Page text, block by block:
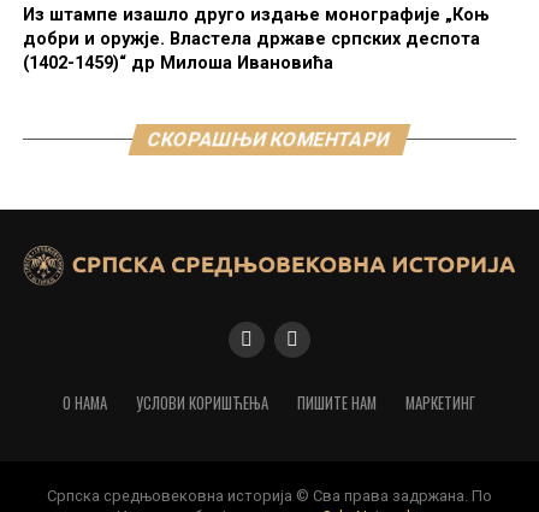
Из штампе изашло друго издање монографије „Коњ
добри и оружје. Властела државе српских деспота
(1402-1459)“ др Милоша Ивановића
СКОРАШЊИ КОМЕНТАРИ
О НАМА УСЛОВИ КОРИШЋЕЊА ПИШИТЕ НАМ МАРКЕТИНГ
Српска средњовековна историја © Сва права задржана. По